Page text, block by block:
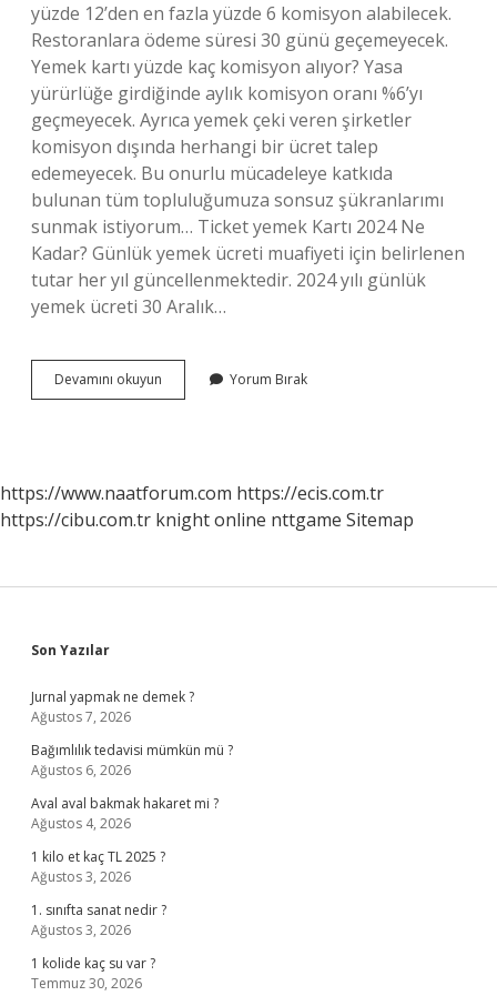
yüzde 12’den en fazla yüzde 6 komisyon alabilecek.
Restoranlara ödeme süresi 30 günü geçemeyecek.
Yemek kartı yüzde kaç komisyon alıyor? Yasa
yürürlüğe girdiğinde aylık komisyon oranı %6’yı
geçmeyecek. Ayrıca yemek çeki veren şirketler
komisyon dışında herhangi bir ücret talep
edemeyecek. Bu onurlu mücadeleye katkıda
bulunan tüm topluluğumuza sonsuz şükranlarımı
sunmak istiyorum… Ticket yemek Kartı 2024 Ne
Kadar? Günlük yemek ücreti muafiyeti için belirlenen
tutar her yıl güncellenmektedir. 2024 yılı günlük
yemek ücreti 30 Aralık…
Devamını okuyun
Komisyonu
Yorum Bırak
https://www.naatforum.com https://ecis.com.tr
https://cibu.com.tr knight online nttgame Sitemap
Sidebar
Son Yazılar
Jurnal yapmak ne demek ?
Ağustos 7, 2026
Bağımlılık tedavisi mümkün mü ?
Ağustos 6, 2026
Aval aval bakmak hakaret mi ?
Ağustos 4, 2026
1 kilo et kaç TL 2025 ?
Ağustos 3, 2026
1. sınıfta sanat nedir ?
Ağustos 3, 2026
1 kolide kaç su var ?
Temmuz 30, 2026